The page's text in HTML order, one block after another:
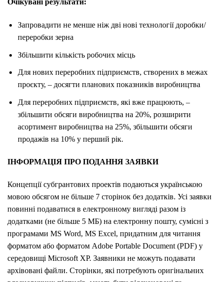
Очікувані результати:
Запровадити не менше ніж дві нові технології доробки/
переробки зерна
Збільшити кількість робочих місць
Для нових переробних підприємств, створених в межах
проєкту, – досягти планових показників виробництва
Для переробних підприємств, які вже працюють, –
збільшити обсяги виробництва на 20%, розширити
асортимент виробництва на 25%, збільшити обсяги
продажів на 10% у перший рік.
ІНФОРМАЦІЯ ПРО ПОДАННЯ ЗАЯВКИ
Концепції субгрантових проектів подаються українською
мовою обсягом не більше 7 сторінок без додатків. Усі заявки
повинні подаватися в електронному вигляді разом із
додатками (не більше 5 МБ) на електронну пошту, сумісні з
програмами MS Word, MS Excel, придатним для читання
форматом або форматом Adobe Portable Document (PDF) у
середовищі Microsoft XP. Заявники не можуть подавати
архівовані файли. Сторінки, які потребують оригінальних